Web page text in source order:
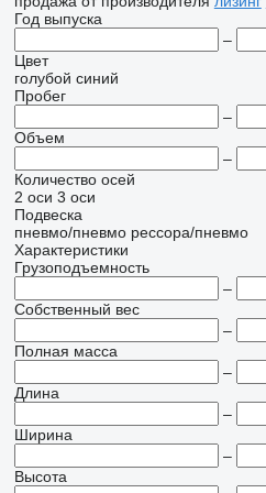
Год выпуска
–
Цвет
голубой синий
Пробег
–
Объем
–
Количество осей
2 оси 3 оси
Подвеска
пневмо/пневмо рессора/пневмо
Характеристики
Грузоподъемность
–
Собственный вес
–
Полная масса
–
Длина
–
Ширина
–
Высота